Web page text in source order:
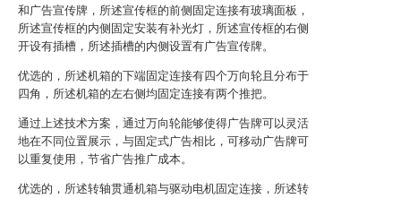
和广告宣传牌，所述宣传框的前侧固定连接有玻璃面板，
所述宣传框的内侧固定安装有补光灯，所述宣传框的右侧
开设有插槽，所述插槽的内侧设置有广告宣传牌。
优选的，所述机箱的下端固定连接有四个万向轮且分布于
四角，所述机箱的左右侧均固定连接有两个推把。
通过上述技术方案，通过万向轮能够使得广告牌可以灵活
地在不同位置展示，与固定式广告相比，可移动广告牌可
以重复使用，节省广告推广成本。
优选的，所述转轴贯通机箱与驱动电机固定连接，所述转